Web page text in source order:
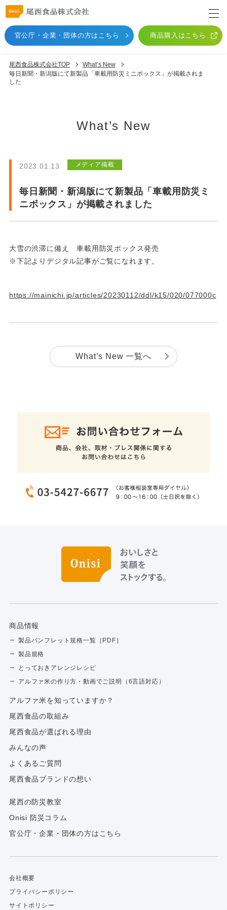
官公庁・企業・団体の方はこちら 商品購入はこちら
尾西食品株式会社TOP
What’s New
毎日新聞・新潟版にて新製品「車載用防災ミニボックス」が掲載されま
した
What’s New
2023.01.13 メディア掲載
毎日新聞・新潟版にて新製品「車載用防災ミ
ニボックス」が掲載されました
大雪の渋滞に備え 車載用防災ボックス発売
※下記よりデジタル記事がご覧になれます。
https://mainichi.jp/articles/20230112/ddl/k15/020/077000c
What’s New 一覧へ
商品情報
製品パンフレット規格一覧［PDF］
製品規格
とっておきアレンジレシピ
アルファ米の作り方・動画でご説明（6言語対応）
アルファ⽶を知っていますか？
尾西食品の取組み
尾西食品が選ばれる理由
みんなの声
よくあるご質問
尾西食品ブランドの想い
尾西の防災教室
Onisi 防災コラム
官公庁・企業・団体の方はこちら
会社概要
プライバシーポリシー
サイトポリシー